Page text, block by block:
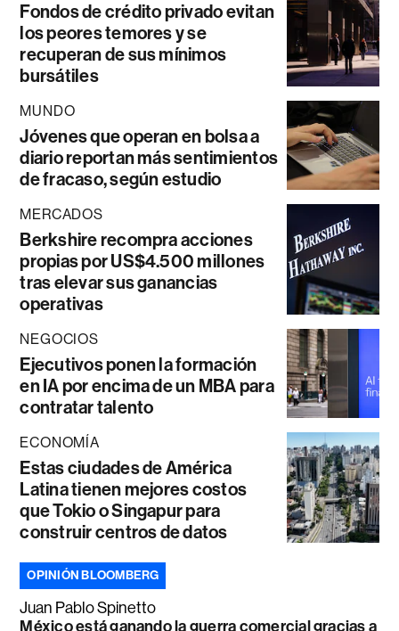
Fondos de crédito privado evitan
los peores temores y se
recuperan de sus mínimos
bursátiles
MUNDO
Jóvenes que operan en bolsa a
diario reportan más sentimientos
de fracaso, según estudio
MERCADOS
Berkshire recompra acciones
propias por US$4.500 millones
tras elevar sus ganancias
operativas
NEGOCIOS
Ejecutivos ponen la formación
en IA por encima de un MBA para
contratar talento
ECONOMÍA
Estas ciudades de América
Latina tienen mejores costos
que Tokio o Singapur para
construir centros de datos
OPINIÓN BLOOMBERG
Juan Pablo Spinetto
México está ganando la guerra comercial gracias a